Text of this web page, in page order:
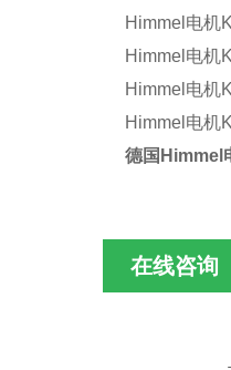
Himmel 电机
Himmel 电机
Himmel 电机
Himmel 电机
德国 Himmel
在线咨询